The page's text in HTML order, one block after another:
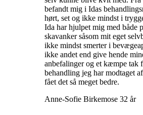
befandt mig i Idas
hørt, set og ikke mindst i
Ida har hjulpet mig med både
skavanker såsom mit eget
ikke mindst smerter i
ikke andet end give hende
anbefalinger og et kæmpe tak
behandling jeg har modtaget
fået det så meget bedre.
Anne-Sofie Birkemose 32 år